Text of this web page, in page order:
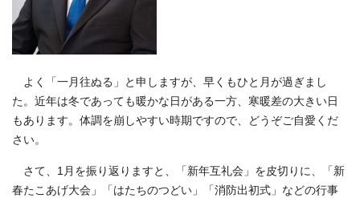
よく「一月往ぬる」と申しますが、早くもひと月が過ぎまし
た。近年は冬であっても暖かな日がある一方、寒暖差の大きい日
もあります。体調を崩しやすい時期ですので、どうぞご自愛くだ
さい。
さて、1月を振り返りますと、「新年互礼会」を皮切りに、「新
春たこあげ大会」「はたちのつどい」「消防出初式」などの行事